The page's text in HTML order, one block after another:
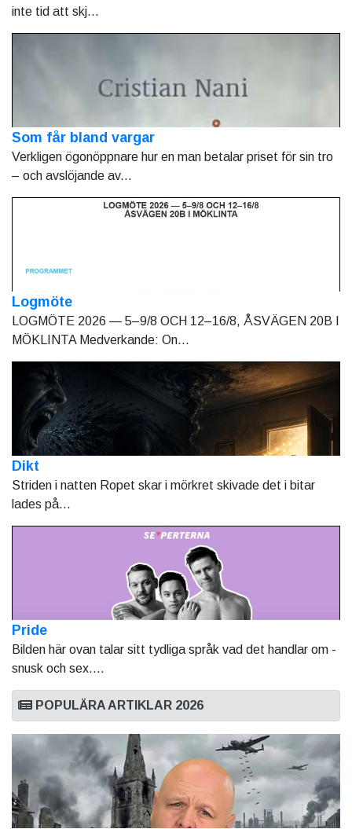
inte tid att skj...
Som får bland vargar
Verkligen ögonöppnare hur en man betalar priset för sin tro
– och avslöjande av...
Logmöte
LOGMÖTE 2026 — 5–9/8 OCH 12–16/8, ÅSVÄGEN 20B I
MÖKLINTA Medverkande: On...
Dikt
Striden i natten Ropet skar i mörkret skivade det i bitar
lades på...
Pride
Bilden här ovan talar sitt tydliga språk vad det handlar om -
snusk och sex....
POPULÄRA ARTIKLAR 2026